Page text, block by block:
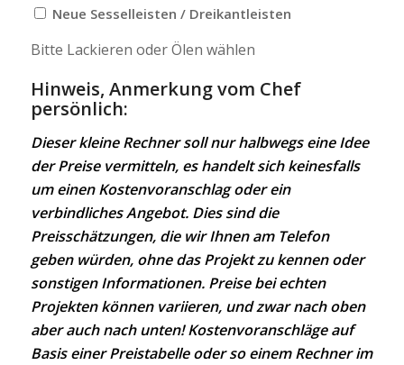
Neue Sesselleisten / Dreikantleisten
Bitte Lackieren oder Ölen wählen
Hinweis, Anmerkung vom Chef
persönlich:
Dieser kleine Rechner soll nur halbwegs eine Idee
der Preise vermitteln, es handelt sich keinesfalls
um einen Kostenvoranschlag oder ein
verbindliches Angebot. Dies sind die
Preisschätzungen, die wir Ihnen am Telefon
geben würden, ohne das Projekt zu kennen oder
sonstigen Informationen. Preise bei echten
Projekten können variieren, und zwar nach oben
aber auch nach unten! Kostenvoranschläge auf
Basis einer Preistabelle oder so einem Rechner im